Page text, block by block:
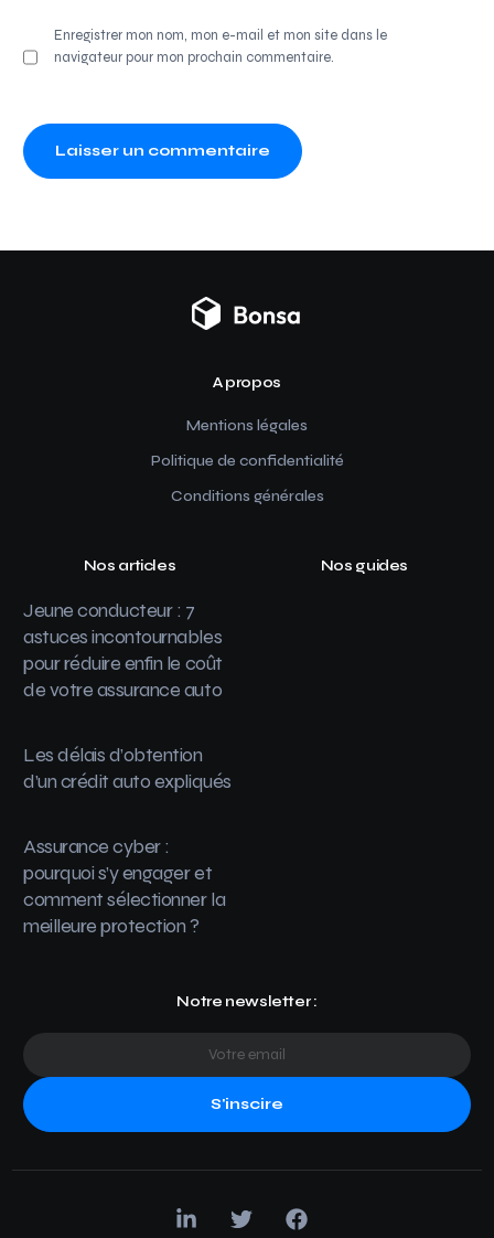
Enregistrer mon nom, mon e-mail et mon site dans le
navigateur pour mon prochain commentaire.
A propos
Mentions légales
Politique de confidentialité
Conditions générales
Nos articles
Jeune conducteur : 7
astuces incontournables
pour réduire enfin le coût
de votre assurance auto
Les délais d’obtention
d’un crédit auto expliqués
Assurance cyber :
pourquoi s’y engager et
comment sélectionner la
meilleure protection ?
Nos guides
Notre newsletter :
S'inscire